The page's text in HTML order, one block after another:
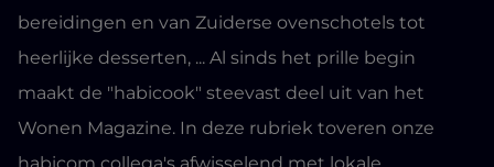
bereidingen en van Zuiderse ovenschotels tot
heerlijke desserten, ... Al sinds het prille begin
maakt de "habicook" steevast deel uit van het
Wonen Magazine. In deze rubriek toveren onze